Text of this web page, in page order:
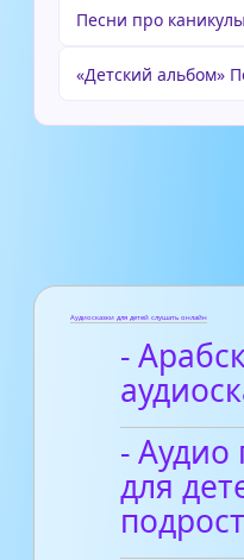
Песни про каникулы
«Детский альбом»
Аудиосказки для детей слушать онлайн
-
- Аудио
для